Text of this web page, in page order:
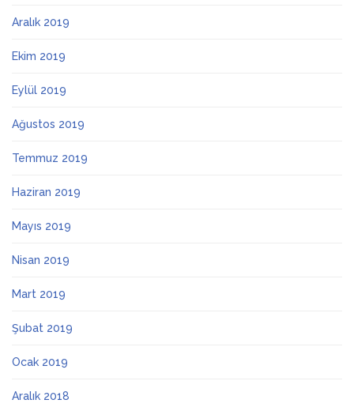
Aralık 2019
Ekim 2019
Eylül 2019
Ağustos 2019
Temmuz 2019
Haziran 2019
Mayıs 2019
Nisan 2019
Mart 2019
Şubat 2019
Ocak 2019
Aralık 2018